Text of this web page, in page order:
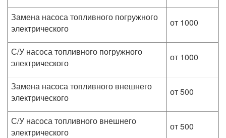
Замена насоса топливного погружного
электрического
от 1000
С/У насоса топливного погружного
электрического
от 1000
Замена насоса топливного внешнего
электрического
от 500
С/У насоса топливного внешнего
электрического
от 500